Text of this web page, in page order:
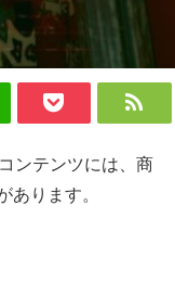
ンテンツには、商
あります。